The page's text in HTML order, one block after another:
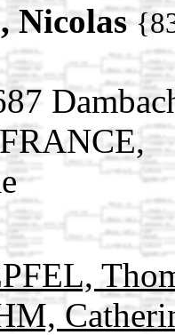
Nicolas